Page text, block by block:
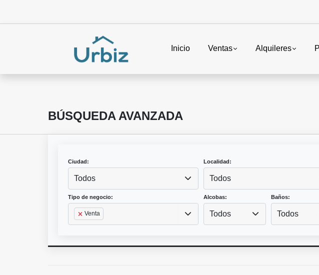
Inicio Ventas Alquileres
BÚSQUEDA AVANZADA
Ciudad:
Todos
Localidad:
Todos
Tipo de negocio:
Venta
Alcobas:
Todos
Baños:
Todos